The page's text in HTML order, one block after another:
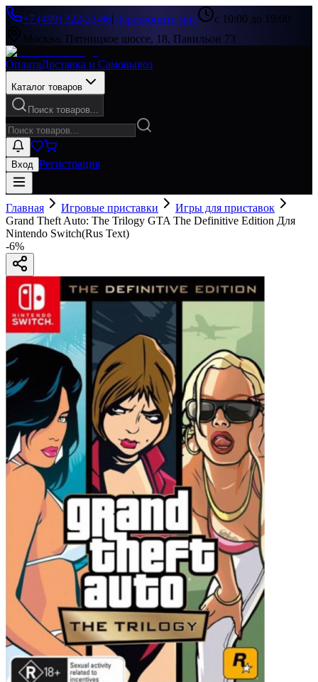
+7 (499) 322-33-86|Перезвоните мне
с 10:00 до 19:00
Москва, Пятницкое шоссе, 18, Павильон 73
ОплатаДоставка и Самовывоз
Каталог товаров
Поиск товаров...
Вход Регистрация
Главная Игровые приставки
Игры для приставок
Grand Theft Auto: The Trilogy GTA The Definitive Edition Для
Nintendo Switch(Rus Text)
-6%